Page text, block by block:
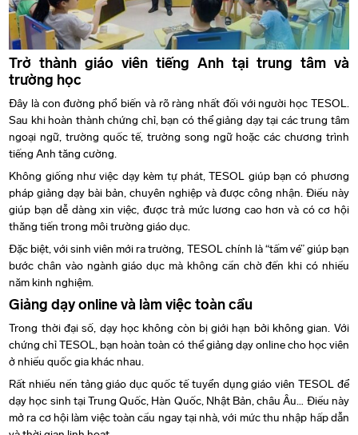
Trở thành giáo viên tiếng Anh tại trung tâm và
trường học
Đây là con đường phổ biến và rõ ràng nhất đối với người học TESOL.
Sau khi hoàn thành chứng chỉ, bạn có thể giảng dạy tại các trung tâm
ngoại ngữ, trường quốc tế, trường song ngữ hoặc các chương trình
tiếng Anh tăng cường.
Không giống như việc dạy kèm tự phát, TESOL giúp bạn có phương
pháp giảng dạy bài bản, chuyên nghiệp và được công nhận. Điều này
giúp bạn dễ dàng xin việc, được trả mức lương cao hơn và có cơ hội
thăng tiến trong môi trường giáo dục.
Đặc biệt, với sinh viên mới ra trường, TESOL chính là “tấm vé” giúp bạn
bước chân vào ngành giáo dục mà không cần chờ đến khi có nhiều
năm kinh nghiệm.
Giảng dạy online và làm việc toàn cầu
Trong thời đại số, dạy học không còn bị giới hạn bởi không gian. Với
chứng chỉ TESOL, bạn hoàn toàn có thể giảng dạy online cho học viên
ở nhiều quốc gia khác nhau.
Rất nhiều nền tảng giáo dục quốc tế tuyển dụng giáo viên TESOL để
dạy học sinh tại Trung Quốc, Hàn Quốc, Nhật Bản, châu Âu… Điều này
mở ra cơ hội làm việc toàn cầu ngay tại nhà, với mức thu nhập hấp dẫn